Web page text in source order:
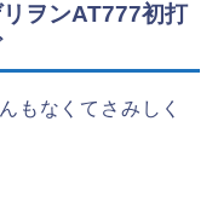
ヲンAT777初打
もなくてさみしく